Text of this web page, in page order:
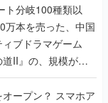
く開発秘話
ト分岐100種類以
万本を売った、中国
ブドラマゲーム
道II』の、規模が違
サーに聞いた
？ スマホア